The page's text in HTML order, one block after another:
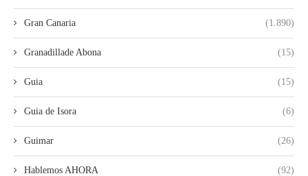
Gran Canaria (1.890)
Granadillade Abona (15)
Guia (15)
Guia de Isora (6)
Guimar (26)
Hablemos AHORA (92)